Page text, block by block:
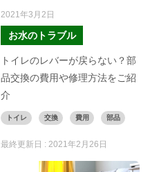
2021年3月2日
お水のトラブル
トイレのレバーが戻らない？部
品交換の費用や修理方法をご紹
介
トイレ 交換 費用 部品
最終更新日 :2021年2月26日